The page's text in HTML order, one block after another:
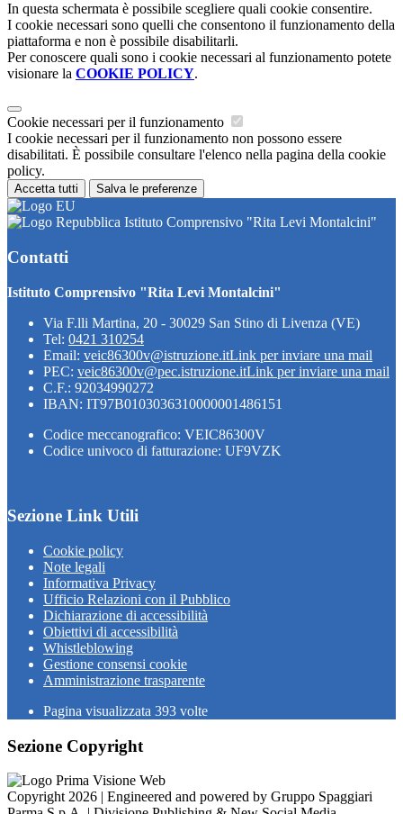
In questa schermata è possibile scegliere quali cookie consentire.
I cookie necessari sono quelli che consentono il funzionamento della
piattaforma e non è possibile disabilitarli.
Per conoscere quali sono i cookie necessari al funzionamento potete
visionare la COOKIE POLICY.
Cookie necessari per il funzionamento
I cookie necessari per il funzionamento non possono essere
disabilitati. È possibile consultare l'elenco nella pagina della cookie
policy.
Accetta tutti Salva le preferenze
Istituto Comprensivo "Rita Levi Montalcini"
Contatti
Istituto Comprensivo "Rita Levi Montalcini"
Via F.lli Martina, 20 - 30029 San Stino di Livenza (VE)
Tel: 0421 310254
Email: veic86300v@istruzione.itLink per inviare una mail
PEC: veic86300v@pec.istruzione.itLink per inviare una mail
C.F.: 92034990272
IBAN: IT97B0103036310000001486151
Codice meccanografico: VEIC86300V
Codice univoco di fatturazione: UF9VZK
Sezione Link Utili
Cookie policy
Note legali
Informativa Privacy
Ufficio Relazioni con il Pubblico
Dichiarazione di accessibilità
Obiettivi di accessibilità
Whistleblowing
Gestione consensi cookie
Amministrazione trasparente
Pagina visualizzata 393 volte
Sezione Copyright
Copyright 2026 | Engineered and powered by Gruppo Spaggiari